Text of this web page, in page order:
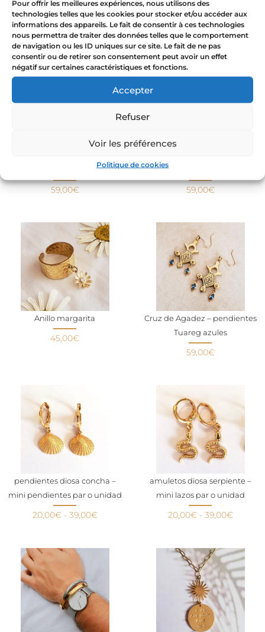
Pour offrir les meilleures expériences, nous utilisons des
technologies telles que les cookies pour stocker et/ou accéder aux
informations des appareils. Le fait de consentir à ces technologies
nous permettra de traiter des données telles que le comportement
de navigation ou les ID uniques sur ce site. Le fait de ne pas
consentir ou de retirer son consentement peut avoir un effet
négatif sur certaines caractéristiques et fonctions.
Accepter
Refuser
Voir les préférences
Politique de cookies
Tuareg naranja
59,00€
54,00€
59,00€ 59,00€
Anillo margarita
45,00€
Cruz de Agadez – pendientes
Tuareg azules
59,00€
pendientes diosa concha –
mini pendientes par o unidad
20,00€ - 39,00€
amuletos diosa serpiente –
mini lazos par o unidad
20,00€ - 39,00€